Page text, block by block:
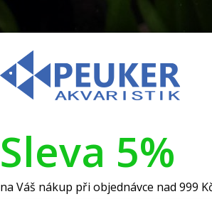
Sleva 5%
na Váš nákup při objednávce nad 999